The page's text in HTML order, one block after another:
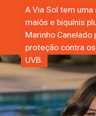
A Via Sol tem
maiôs e biquínis
Marinho Canelado
proteção contra
UVB.
A Via Sol tem
maiôs e biquínis
Marinho Canelado
proteção contra
UVB.